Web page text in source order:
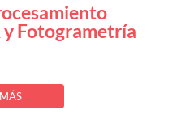
y Fotogrametría